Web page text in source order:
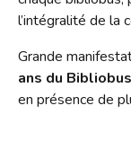
l’intégralité de la
Grande
ans du Bibliobus
en présence de